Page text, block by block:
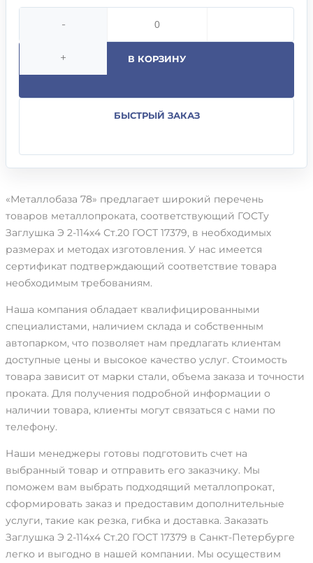
-
+ В КОРЗИНУ
БЫСТРЫЙ ЗАКАЗ
«Металлобаза 78» предлагает широкий перечень
товаров металлопроката, соответствующий ГОСТу
Заглушка Э 2-114х4 Ст.20 ГОСТ 17379, в необходимых
размерах и методах изготовления. У нас имеется
сертификат подтверждающий соответствие товара
необходимым требованиям.
Наша компания обладает квалифицированными
специалистами, наличием склада и собственным
автопарком, что позволяет нам предлагать клиентам
доступные цены и высокое качество услуг. Стоимость
товара зависит от марки стали, объема заказа и точности
проката. Для получения подробной информации о
наличии товара, клиенты могут связаться с нами по
телефону.
Наши менеджеры готовы подготовить счет на
выбранный товар и отправить его заказчику. Мы
поможем вам выбрать подходящий металлопрокат,
сформировать заказ и предоставим дополнительные
услуги, такие как резка, гибка и доставка. Заказать
Заглушка Э 2-114х4 Ст.20 ГОСТ 17379 в Санкт-Петербурге
легко и выгодно в нашей компании. Мы осуществим